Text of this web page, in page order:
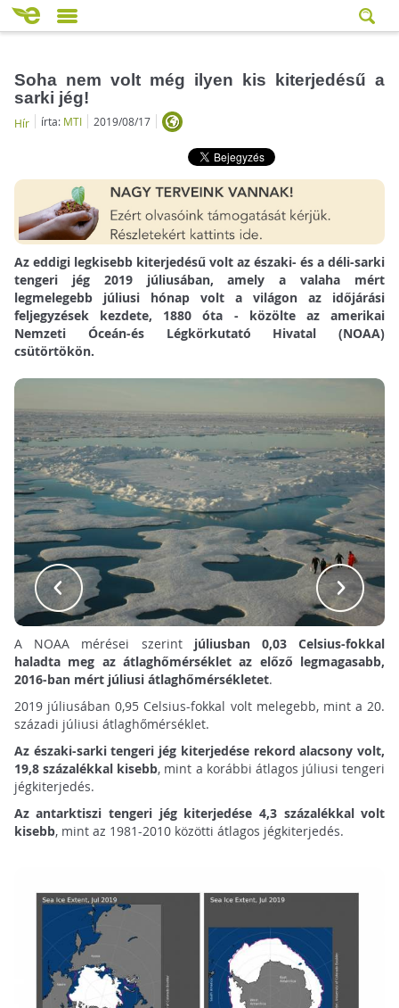
Soha nem volt még ilyen kis kiterjedésű a
sarki jég!
Hír írta: MTI 2019/08/17
Az eddigi legkisebb kiterjedésű volt az északi- és a déli-sarki
tengeri jég 2019 júliusában, amely a valaha mért
legmelegebb júliusi hónap volt a világon az időjárási
feljegyzések kezdete, 1880 óta - közölte az amerikai
Nemzeti Óceán-és Légkörkutató Hivatal (NOAA)
csütörtökön.
A NOAA mérései szerint júliusban 0,03 Celsius-fokkal
haladta meg az átlaghőmérséklet az előző legmagasabb,
2016-ban mért júliusi átlaghőmérsékletet.
2019 júliusában 0,95 Celsius-fokkal volt melegebb, mint a 20.
századi júliusi átlaghőmérséklet.
Az északi-sarki tengeri jég kiterjedése rekord alacsony volt,
19,8 százalékkal kisebb, mint a korábbi átlagos júliusi tengeri
jégkiterjedés.
Az antarktiszi tengeri jég kiterjedése 4,3 százalékkal volt
kisebb, mint az 1981-2010 közötti átlagos jégkiterjedés.